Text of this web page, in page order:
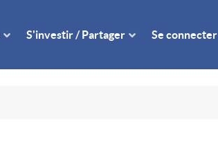
S'investir / Partager Se connecter